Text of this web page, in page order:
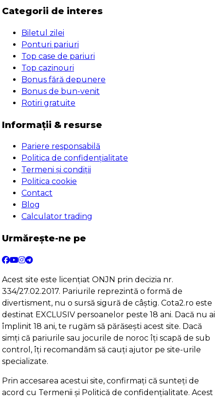
Categorii de interes
Biletul zilei
Ponturi pariuri
Top case de pariuri
Top cazinouri
Bonus fără depunere
Bonus de bun-venit
Rotiri gratuite
Informații & resurse
Pariere responsabilă
Politica de confidențialitate
Termeni și condiții
Politica cookie
Contact
Blog
Calculator trading
Urmărește-ne pe
Acest site este licențiat ONJN prin decizia nr.
334/27.02.2017. Pariurile reprezintă o formă de
divertisment, nu o sursă sigură de câștig. Cota2.ro este
destinat EXCLUSIV persoanelor peste 18 ani. Dacă nu ai
împlinit 18 ani, te rugăm să părăsești acest site. Dacă
simți că pariurile sau jocurile de noroc îți scapă de sub
control, îți recomandăm să cauți ajutor pe site-urile
specializate.
Prin accesarea acestui site, confirmați că sunteți de
acord cu Termenii și Politică de confidențialitate. Acest